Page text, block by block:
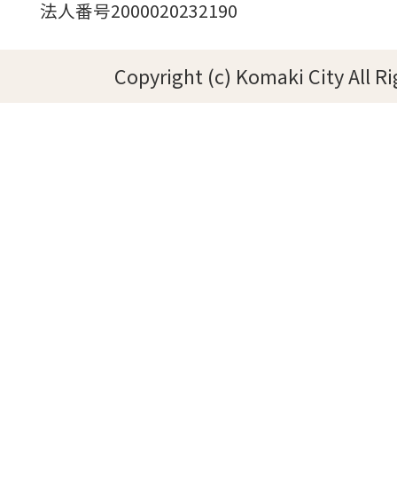
法人番号2000020232190
Copyright (c) Komaki City All